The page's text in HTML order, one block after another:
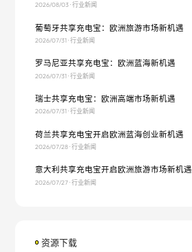
2026/08/03 · 行业新闻
葡萄牙共享充电宝：欧洲旅游市场新机遇
2026/07/31 · 行业新闻
罗马尼亚共享充电宝：欧洲蓝海新机遇
2026/07/31 · 行业新闻
瑞士共享充电宝：欧洲高端市场新机遇
2026/07/31 · 行业新闻
荷兰共享充电宝开启欧洲蓝海创业新机遇
2026/07/28 · 行业新闻
意大利共享充电宝开启欧洲旅游市场新机遇
2026/07/27 · 行业新闻
资源下载